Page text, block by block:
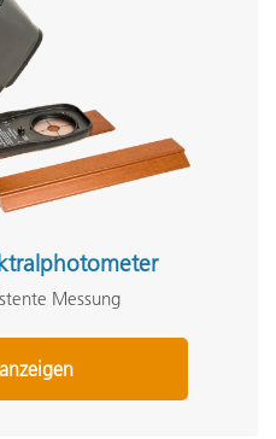
Messung